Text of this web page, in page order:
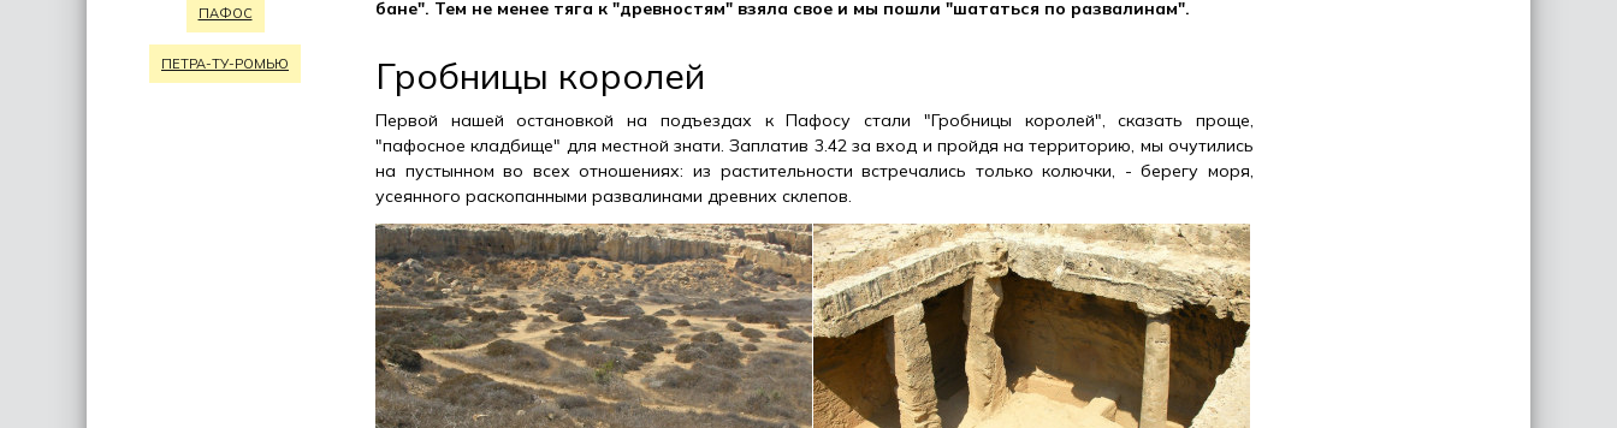
ПАФОС
ПЕТРА-ТУ-РОМЬЮ
бане". Тем не менее тяга к "древностям" взяла свое и мы пошли "шататься по развалинам".
Гробницы королей
Первой нашей остановкой на подъездах к Пафосу стали "Гробницы королей", сказать проще,
"пафосное кладбище" для местной знати. Заплатив 3.42 за вход и пройдя на территорию, мы очутились
на пустынном во всех отношениях: из растительности встречались только колючки, - берегу моря,
усеянного раскопанными развалинами древних склепов.